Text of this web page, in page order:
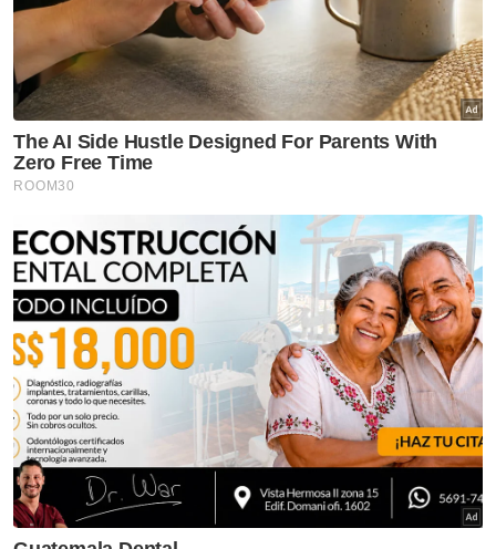
Kereta Curi
Global
Artikel Disyorkan
Kasihnya ibu, ikan lumba-
lumba enggan tinggalkan anak
yang sudah mati
GLOBAL